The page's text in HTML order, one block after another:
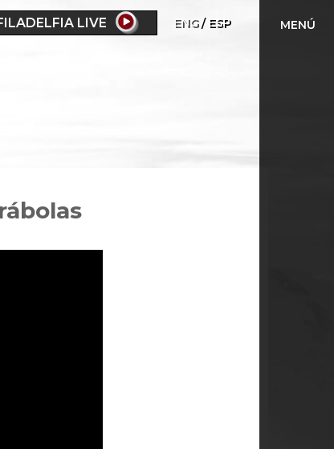
LIVE ENG ESP MENÚ